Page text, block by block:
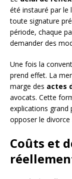
été instauré par le
toute signature
période, chaque
demander des
Une fois la
prend effet. La
marge des actes
avocats. Cette
explications grand
opposer le divorce
Coûts et